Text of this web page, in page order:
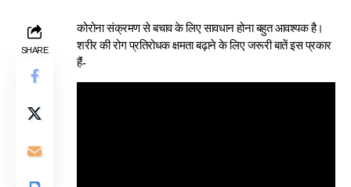
SHARE
कोरोना संक्रमण से बचाव के लिए सावधान होना बहुत आवश्यक है।
शरीर की रोग प्रतिरोधक क्षमता बढ़ाने के लिए जरूरी बातें इस प्रकार
हैंं-